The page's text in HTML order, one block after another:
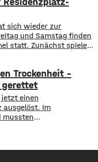
KI täuschen echte
von prominenten
sich wieder zur
und Samstag finden
statt. Zunächst spielen
Fast Boy. Das
Boys ist
werden
Trockenheit –
gerettet
jetzt einen
ausgelöst. Im
mussten